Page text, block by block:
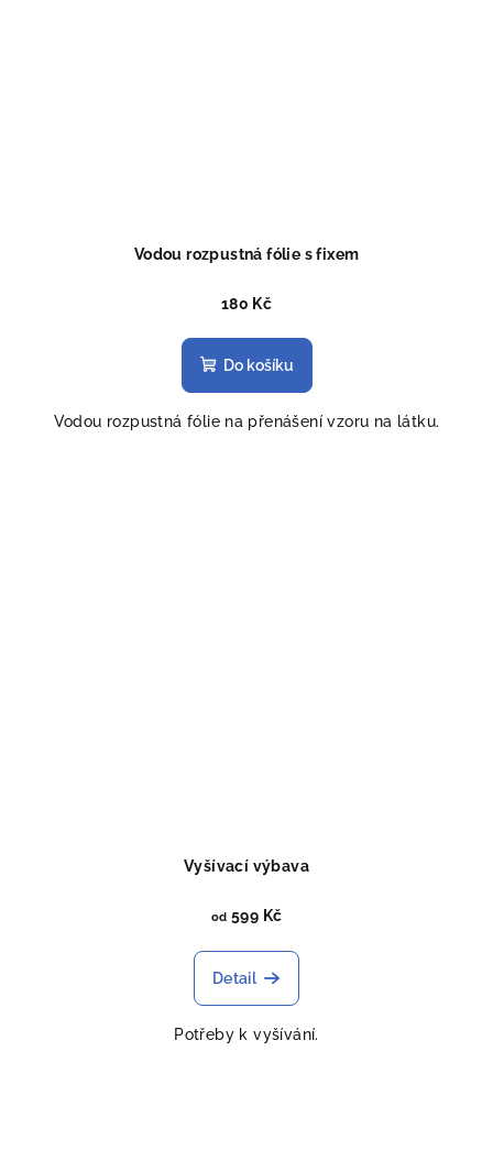
Vodou rozpustná fólie s fixem
180 Kč
Do košíku
Vodou rozpustná fólie na přenášení vzoru na látku.
Vyšívací výbava
od 599 Kč
Detail
Potřeby k vyšívání.